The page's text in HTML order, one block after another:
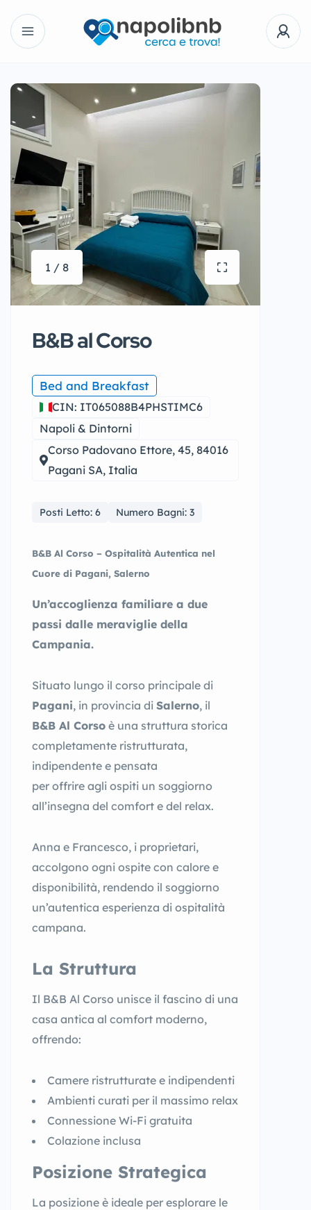
1 / 8
B&B al Corso
Bed and Breakfast
CIN: IT065088B4PHSTIMC6
Napoli & Dintorni
Corso Padovano Ettore, 45, 84016
Pagani SA, Italia
Posti Letto: 6 Numero Bagni: 3
B&B Al Corso – Ospitalità Autentica nel
Cuore di Pagani, Salerno
Un’accoglienza familiare a due
passi dalle meraviglie della
Campania.
Situato lungo il corso principale di
Pagani, in provincia di Salerno, il
B&B Al Corso è una struttura storica
completamente ristrutturata,
indipendente e pensata
per offrire agli ospiti un soggiorno
all’insegna del comfort e del relax.
Anna e Francesco, i proprietari,
accolgono ogni ospite con calore e
disponibilità, rendendo il soggiorno
un’autentica esperienza di ospitalità
campana.
La Struttura
Il B&B Al Corso unisce il fascino di una
casa antica al comfort moderno,
offrendo:
Camere ristrutturate e indipendenti
Ambienti curati per il massimo relax
Connessione Wi-Fi gratuita
Colazione inclusa
Posizione Strategica
La posizione è ideale per esplorare le